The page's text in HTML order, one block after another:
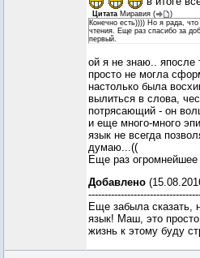
Цитата Миравия (
)
Конечно есть)))) Но я рада,
чтения. Еще раз спасибо за
первый.
ой я не знаю.. япосле
просто не могла
настолько была
вылиться в слова,
потрясающий - он
и еще много-много
язык не всегда
думаю...((
Еще раз огромнейшее
Добавлено
Еще забыла сказать,
язык! Маш, это
жизнь к этому буду